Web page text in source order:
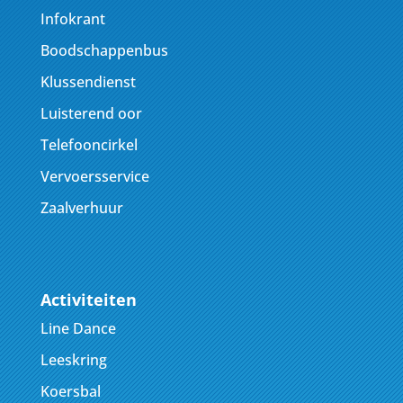
Infokrant
Boodschappenbus
Klussendienst
Luisterend oor
Telefooncirkel
Vervoersservice
Zaalverhuur
Activiteiten
Line Dance
Leeskring
Koersbal